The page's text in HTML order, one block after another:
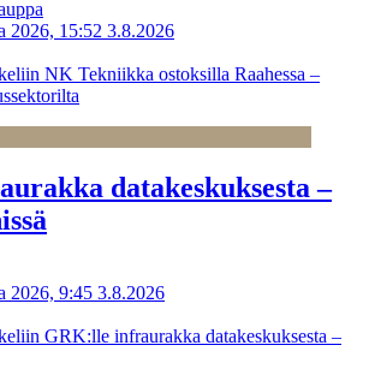
2026, 15:52 3.8.2026
NK Tekniikka ostoksilla Raahessa –
datakeskuksesta –
2026, 9:45 3.8.2026
GRK:lle infraurakka datakeskuksesta –